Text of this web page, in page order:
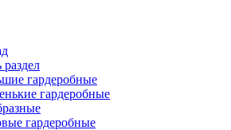
раздел
гардеробные
гардеробные
гардеробные